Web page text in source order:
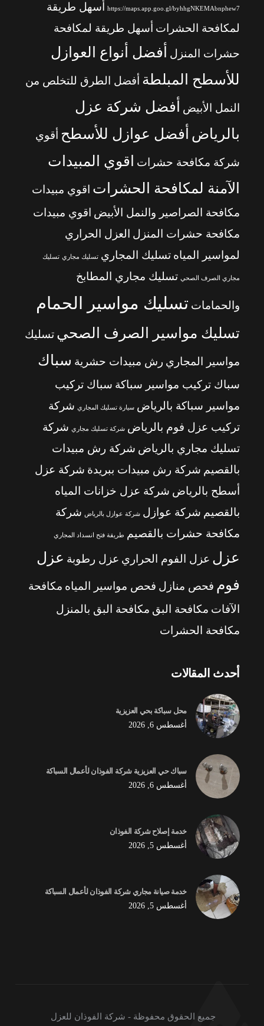
https://maps.app.goo.gl/byhhgNKEMAbnphew7
أسهل طريقة
لمكافحة الحشرات أسهل طريقة لمكافحة
حشرات المنزل
أفضل أنواع العوازل
للأسطح المبلطة أفضل الطرق للتخلص من
النمل الأبيض
أفضل شركة عزل
بالرياض أفضل عوازل للأسطح أقوي
شركة مكافحة حشرات
اقوي المبيدات
الآمنة لمكافحة الحشرات اقوي مبيدات
مكافحة الصراصير والنمل الأبيض اقوي مبيدات
مكافحة حشرات المنزل العزل الحراري
لمواسير المياه تسليك المجاري تسليك مجاري تسليك
مجاري الصرف الصحي تسليك مجاري المطابخ
والحمامات تسليك مواسير الحمام
تسليك مواسير الصرف الصحي تسليك
مواسير المجاري رش مبيدات حشرية سباك
سباك تركيب مواسير سباكة سباك تركيب
مواسير سباكة بالرياض سيارة تسليك المجاري شركة
تركيب عزل فوم بالرياض شركة تسليك مجاري شركة
تسليك مجاري بالرياض شركة رش مبيدات
بالقصيم شركة رش مبيدات ببريدة شركة عزل
أسطح بالرياض شركة عزل خزانات المياه
بالقصيم شركة عوازل شركة عوازل بالرياض شركة
مكافحة حشرات بالقصيم طريقة فتح انسداد المجاري
عزل عزل الفوم الحراري عزل رطوبة عزل
فوم فحص منازل فحص مواسير المياه مكافحة
الآفات مكافحة البق مكافحة البق بالمنزل
مكافحة الحشرات
أحدث المقالات
محل سباكة بحي العزيزية
أغسطس 6, 2026
سباك حي العزيزية شركة الفوذان لأعمال السباكة
أغسطس 6, 2026
خدمة إصلاح شركة الفوذان
أغسطس 5, 2026
خدمة صيانة مجاري شركة الفوذان لأعمال السباكة
أغسطس 5, 2026
جميع الحقوق محفوظة - شركة الفوذان للعزل